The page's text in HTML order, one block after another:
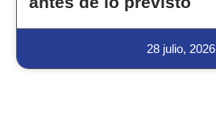
28 julio, 2026